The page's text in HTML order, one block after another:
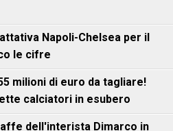
Napoli-Chelsea per il
le cifre
milioni di euro da tagliare!
calciatori in esubero
dell'interista Dimarco in